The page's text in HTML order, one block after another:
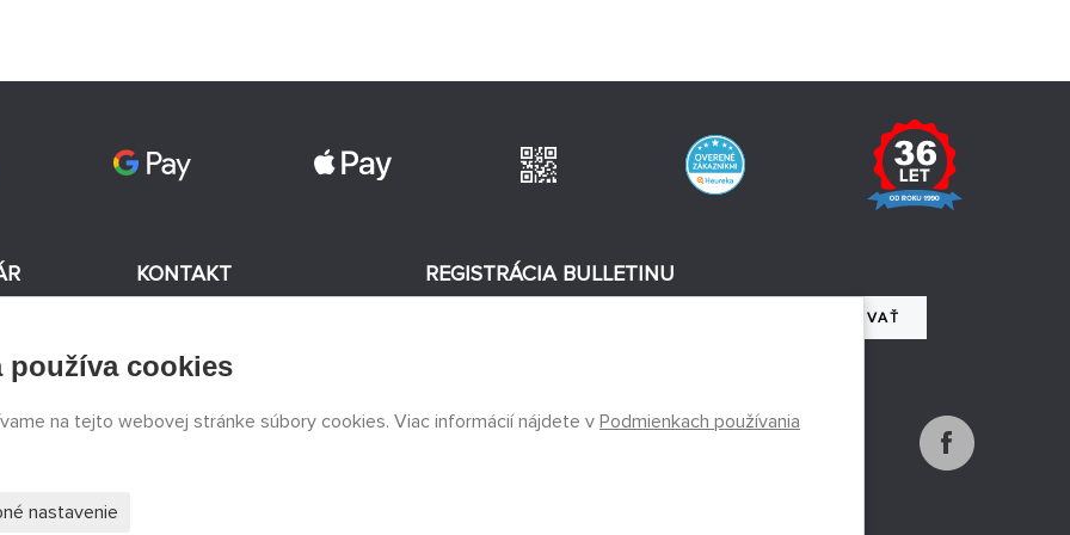
KONTAKT
info@
KAMENNÉ
REGISTRÁCIA BULLETINU
REGISTROVAŤ
používa cookies
na tejto webovej stránke súbory cookies. Viac informácií nájdete v Podmienkach používania
nastavenie